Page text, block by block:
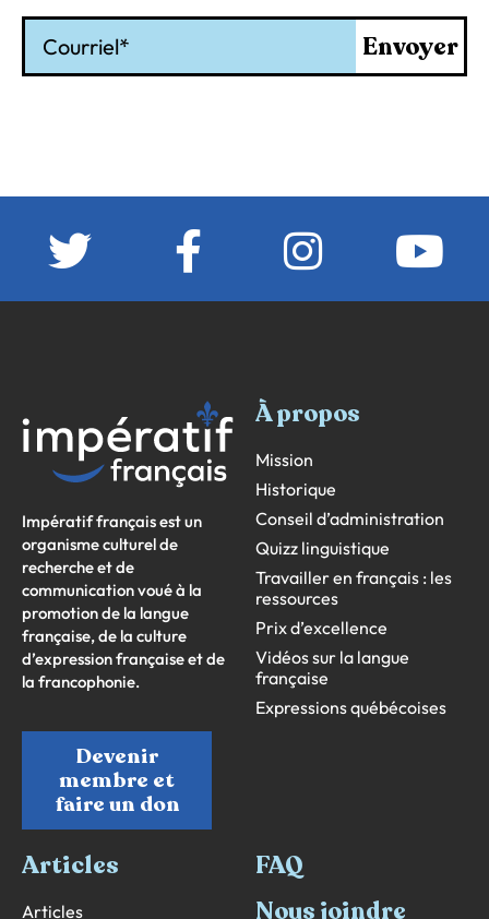
Envoyer
Impératif français est un
organisme culturel de
recherche et de
communication voué à la
promotion de la langue
française, de la culture
d’expression française et de
la francophonie.
Devenir
membre et
faire un don
À propos
Mission
Historique
Conseil d’administration
Quizz linguistique
Travailler en français : les
ressources
Prix d’excellence
Vidéos sur la langue
française
Expressions québécoises
Articles
Articles
FAQ
Nous joindre